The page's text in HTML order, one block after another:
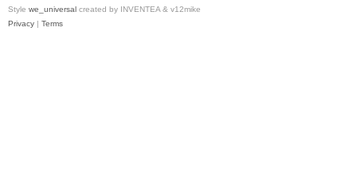
Style we_universal created by INVENTEA & v12mike
Privacy | Terms